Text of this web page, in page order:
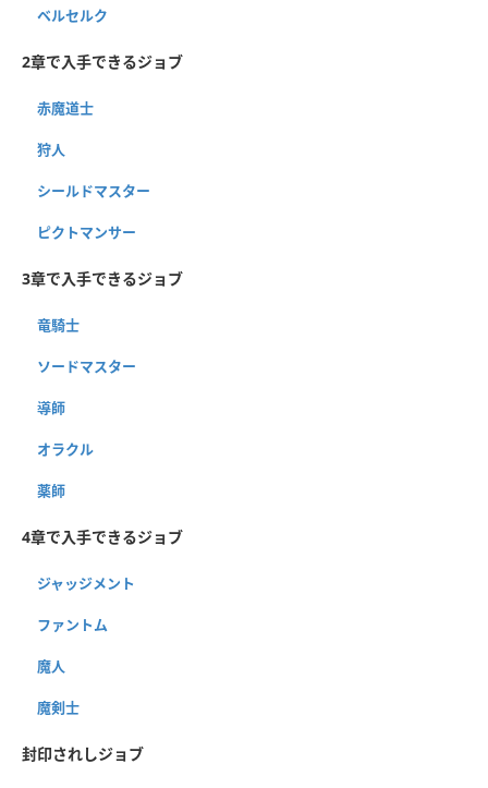
ベルセルク
2章で入手できるジョブ
赤魔道士
狩人
シールドマスター
ピクトマンサー
3章で入手できるジョブ
竜騎士
ソードマスター
導師
オラクル
薬師
4章で入手できるジョブ
ジャッジメント
ファントム
魔人
魔剣士
封印されしジョブ